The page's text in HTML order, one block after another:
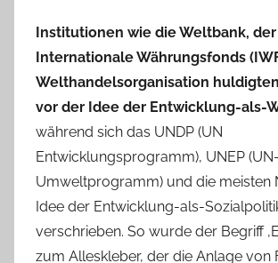
Institutionen wie die Weltbank, der
Internationale Währungsfonds
Welthandelsorganisation
vor der Idee der Entwicklung-als-
während sich das UNDP (UN
Entwicklungsprogramm), UNEP (UN-
Umweltprogramm) und die meisten
Idee der Entwicklung-als-
verschrieben. So wurde der Begriff
zum Alleskleber, der die Anlage von